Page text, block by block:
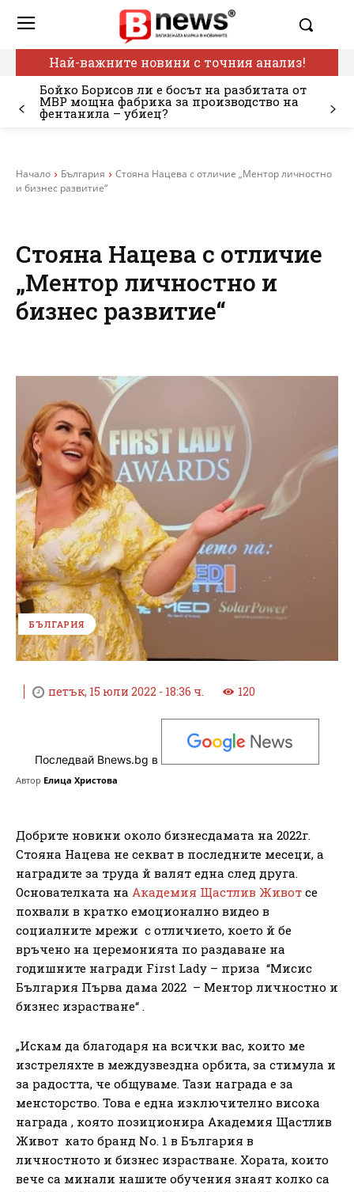
Най-важните новини с точния анализ!
Бойко Борисов ли е босът на разбитата от
МВР мощна фабрика за производство на
фентанила – убиец?
Начало България
Стояна Нацева с отличие „Ментор личностно
и бизнес развитие“
Стояна Нацева с отличие
„Ментор личностно и
бизнес развитие“
БЪЛГАРИЯ
петък, 15 юли 2022 - 18:36 ч. 120
Последвай Bnews.bg в
Автор Елица Христова
Добрите новини около бизнесдамата на 2022г.
Стояна Нацева не секват в последните месеци, а
наградите за труда й валят една след друга.
Основателката на Академия Щастлив Живот се
похвали в кратко емоционално видео в
социалните мрежи с отличието, което й бе
връчено на церемонията по раздаване на
годишните награди First Lady – приза “Мисис
България Първа дама 2022 – Ментор личностно и
бизнес израстване“ .
„Искам да благодаря на всички вас, които ме
изстреляхте в междузвездна орбита, за стимула и
за радостта, че общуваме. Тази награда е за
менсторство. Това е една изключително висока
награда , която позиционира Академия Щастлив
Живот като бранд No. 1 в България в
личностното и бизнес израстване. Хората, които
вече са минали нашите обучения знаят колко са